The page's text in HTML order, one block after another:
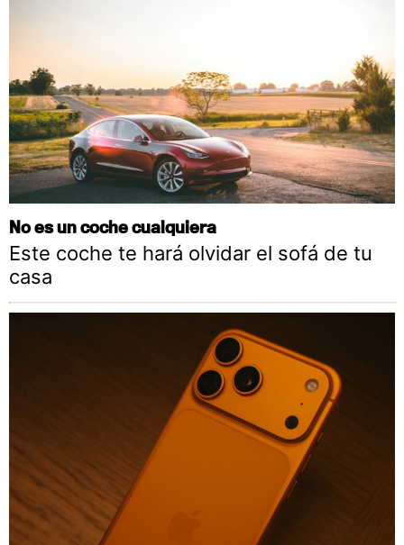
No es un coche cualquiera
Este coche te hará olvidar el sofá de tu
casa